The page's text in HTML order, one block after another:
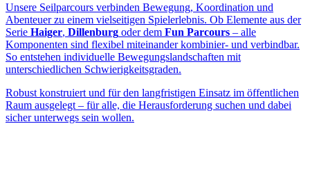
Unsere Seilparcours verbinden Bewegung, Koordination und
Abenteuer zu einem vielseitigen Spielerlebnis. Ob Elemente aus der
Serie Haiger, Dillenburg oder dem Fun Parcours – alle
Komponenten sind flexibel miteinander kombinier- und verbindbar.
So entstehen individuelle Bewegungslandschaften mit
unterschiedlichen Schwierigkeitsgraden.
Robust konstruiert und für den langfristigen Einsatz im öffentlichen
Raum ausgelegt – für alle, die Herausforderung suchen und dabei
sicher unterwegs sein wollen.